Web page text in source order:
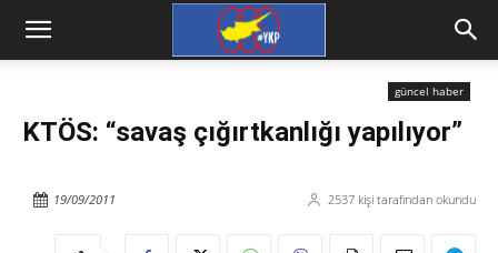
güncel haber
KTÖS: “savaş çığırtkanlığı yapılıyor”
2537 kişi tarafından okundu
19/09/2011